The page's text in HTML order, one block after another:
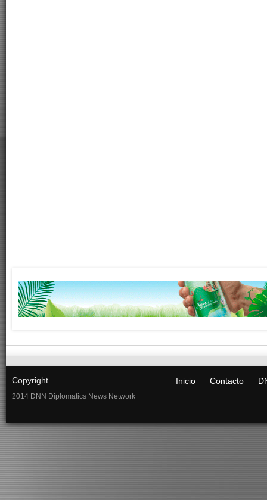
Copyright
2014 DNN Diplomatics News Network
Inicio Contacto